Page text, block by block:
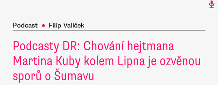
Podcast ● Filip Valíček
Podcasty DR: Chování hejtmana
Martina Kuby kolem Lipna je ozvěnou
sporů o Šumavu